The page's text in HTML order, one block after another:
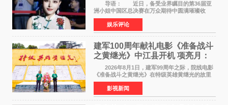
导语： 近日，备受业界瞩目的第36届亚
洲小姐中国区总决赛在万众期待中圆满璀璨收
官。整场盛典汇聚万千芳华，不仅完成了新一届
美丽代言人的加冕选拔，更在行业发展层面带来
颠覆性突破。活动
娱乐评论
建军100周年献礼电影《准备战斗
之黄继光》中江县开机 项亮月：
以光影为笔，书写英雄赞歌
2026年8月1日，建军99周年之际，院线电影
《准备战斗之黄继光》在特级英雄黄继光的故里
——四川省德阳市中江县黄继光出生地正式开
机。本片出品人、总制片人项亮月主持开机仪
式，&zwnj;特级英雄
影视新闻